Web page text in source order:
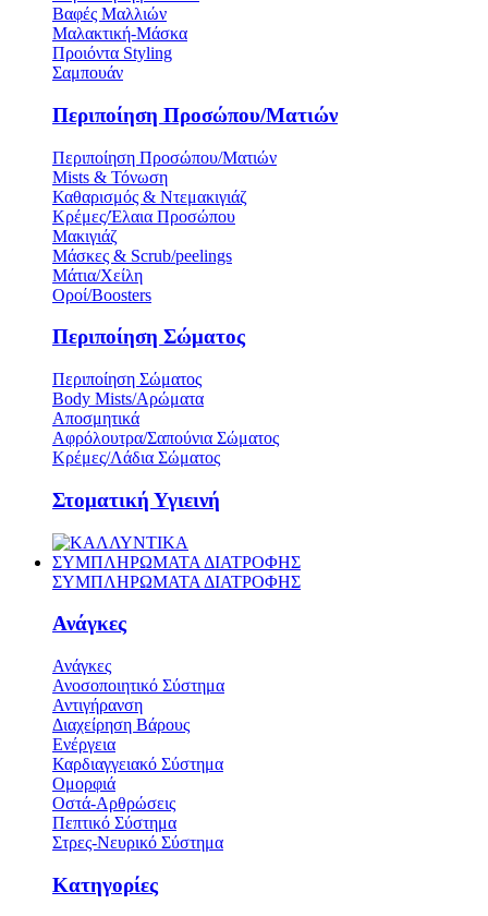
Βαφές Μαλλιών
Μαλακτική-Μάσκα
Προιόντα Styling
Σαμπουάν
Περιποίηση Προσώπου/Ματιών
Περιποίηση Προσώπου/Ματιών
Mists & Τόνωση
Καθαρισμός & Ντεμακιγιάζ
Κρέμες/Έλαια Προσώπου
Μακιγιάζ
Μάσκες & Scrub/peelings
Μάτια/Χείλη
Οροί/Boosters
Περιποίηση Σώματος
Περιποίηση Σώματος
Body Mists/Αρώματα
Αποσμητικά
Αφρόλουτρα/Σαπούνια Σώματος
Κρέμες/Λάδια Σώματος
Στοματική Υγιεινή
ΣΥΜΠΛΗΡΩΜΑΤΑ ΔΙΑΤΡΟΦΗΣ
ΣΥΜΠΛΗΡΩΜΑΤΑ ΔΙΑΤΡΟΦΗΣ
Ανάγκες
Ανάγκες
Ανοσοποιητικό Σύστημα
Αντιγήρανση
Διαχείρηση Βάρους
Ενέργεια
Καρδιαγγειακό Σύστημα
Ομορφιά
Οστά-Αρθρώσεις
Πεπτικό Σύστημα
Στρες-Νευρικό Σύστημα
Κατηγορίες